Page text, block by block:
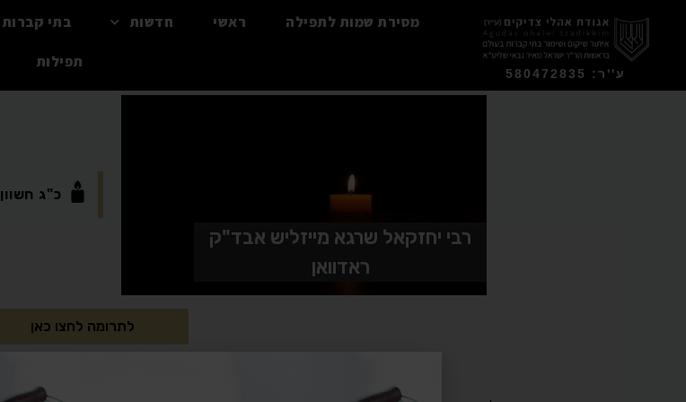
ע''ר: 580472835
מסירת שמות לתפילה ראשי חדשות בתי קברות
תפילות
רבי יחזקאל שרגא מייזליש אבד"ק
ראדוואן
כ"ג חשוון
לתרומה לחצו כאן